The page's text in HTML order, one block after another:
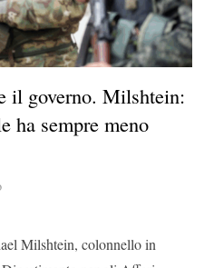
il governo. Milshtein:
ha sempre meno
Milshtein, colonnello in